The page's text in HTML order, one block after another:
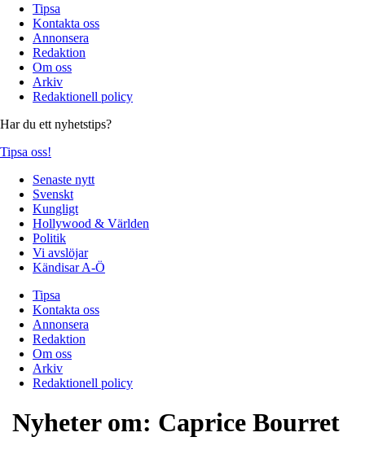
Tipsa
Kontakta oss
Annonsera
Redaktion
Om oss
Arkiv
Redaktionell policy
Har du ett nyhetstips?
Tipsa oss!
Senaste nytt
Svenskt
Kungligt
Hollywood & Världen
Politik
Vi avslöjar
Kändisar A-Ö
Tipsa
Kontakta oss
Annonsera
Redaktion
Om oss
Arkiv
Redaktionell policy
Nyheter om: Caprice Bourret